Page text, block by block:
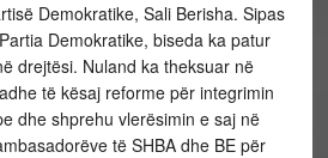
Demokratike, Sali Berisha. Sipas
Demokratike, biseda ka patur
drejtësi. Nuland ka theksuar në
të kësaj reforme për integrimin
dhe shprehu vlerësimin e saj në
të SHBA dhe BE për